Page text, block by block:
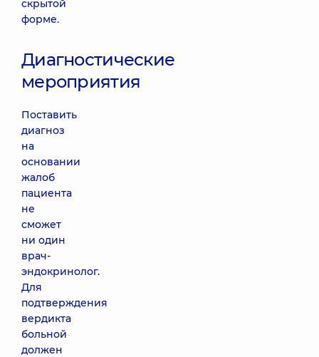
скрытой
форме.
Диагностические
мероприятия
Поставить
диагноз
на
основании
жалоб
пациента
не
сможет
ни один
врач-
эндокринолог.
Для
подтверждения
вердикта
больной
должен